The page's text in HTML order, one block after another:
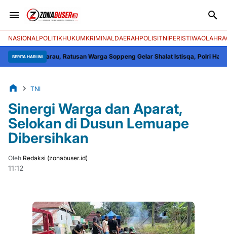
NASIONALPOLITIKHUKUMKRIMINALDAERAHPOLISITNIPERISTIWA
BERITA HARI INI
Kemarau, Ratusan Warga Soppeng Gelar Shalat Istisqa, Polri Hadir
TNI
Sinergi Warga dan Aparat,
Selokan di Dusun Lemuape
Dibersihkan
Oleh Redaksi (zonabuser.id)
11:12